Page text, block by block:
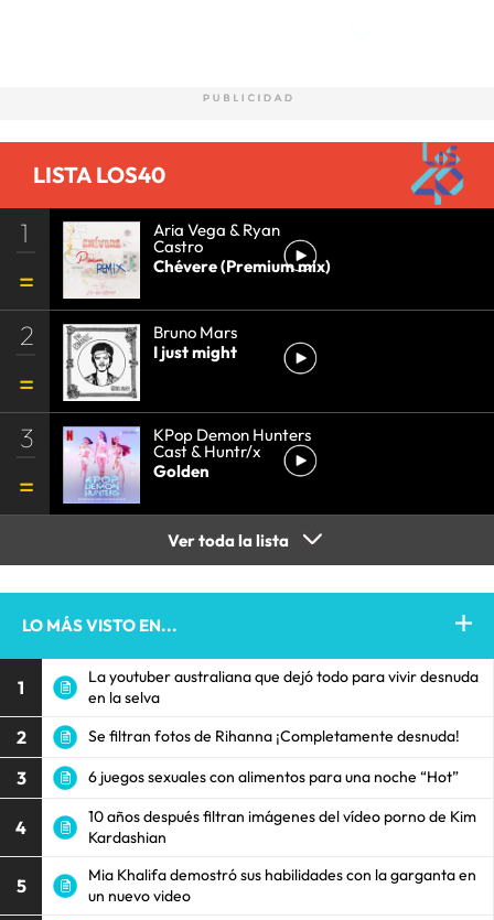
LISTA LOS40
1 Aria Vega & Ryan
Castro
Chévere (Premium mix)
2
Bruno Mars
I just might
3 KPop Demon Hunters
Cast & Huntr/x
Golden
Ver toda la lista
LO MÁS VISTO EN...
1
La youtuber australiana que dejó todo para vivir desnuda
en la selva
2 Se filtran fotos de Rihanna ¡Completamente desnuda!
3 6 juegos sexuales con alimentos para una noche “Hot”
4
10 años después filtran imágenes del vídeo porno de Kim
Kardashian
5
Mia Khalifa demostró sus habilidades con la garganta en
un nuevo video